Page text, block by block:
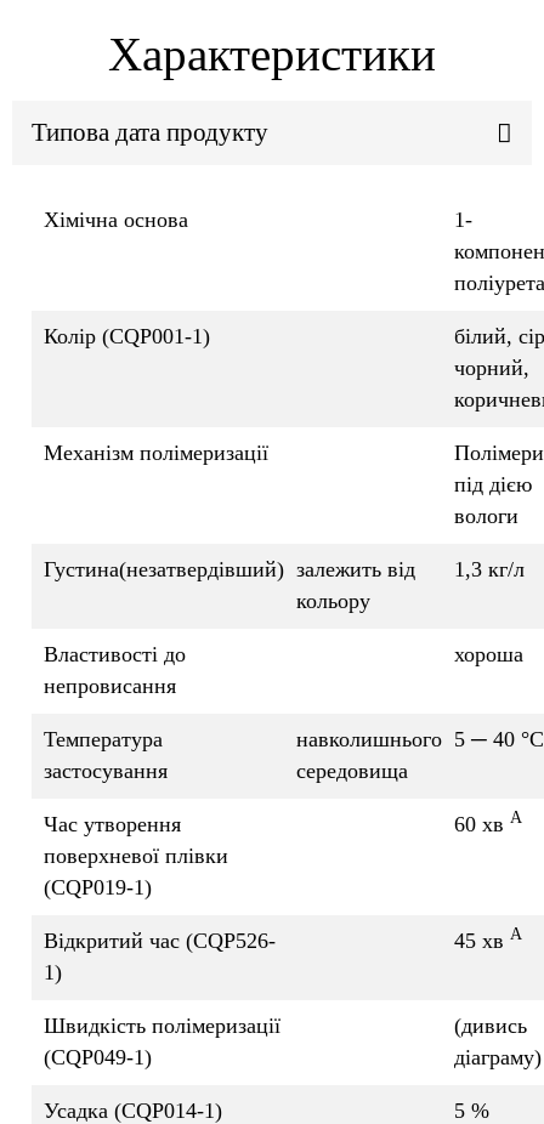
Характеристики
Типова дата продукту
Хімічна основа
1-
Колір (CQP001-1)
білий,
чорний,
Механізм полімеризації
під дією
вологи
Густина(незатвердівший) залежить від
кольору
1,3 кг/л
Властивості до
непровисання
хороша
Температура
застосування
навколишнього
середовища
5 ─ 40 °C
Час утворення
поверхневої плівки
(CQP019-1)
60 хв A
Відкритий час (CQP526-
1)
45 хв A
Швидкість полімеризації
(CQP049-1)
(дивись
діаграму)
Усадка (CQP014-1) 5 %